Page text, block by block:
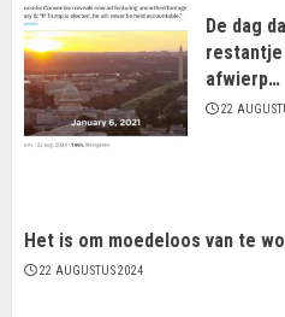
De dag
restantje
afwierp…
22
Het is om moedeloos van te
22 AUGUSTUS 2024